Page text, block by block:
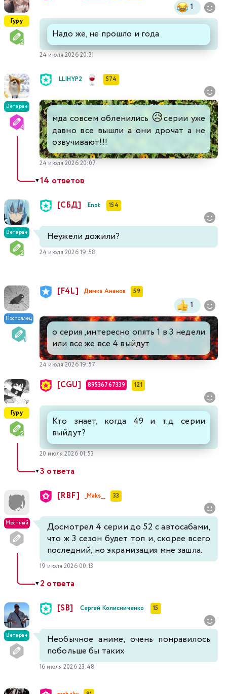
Гуру
1
Надо же, не прошло и года
24 июля 2026 20:31
Ветеран
LLIHYP2 574
мда совсем обленились 😥серии уже
давно все вышли а они дрочат а не
озвучивают!!!
24 июля 2026 20:07
▼14 ответов
Ветеран
[СБД] Enot 154
Неужели дожили?
24 июля 2026 19:58
Постоялец
[F4L] Димка Ананов 59
1
о серия ,интересно опять 1 в 3 недели
или все же все 4 выйдут
24 июля 2026 19:57
Гуру
[CGU] 89536767339 121
Кто знает, когда 49 и т.д. серии
выйдут?
20 июля 2026 01:53
▼3 ответа
Местный
[RBF] _Maks__ 33
Досмотрел 4 серии до 52 с автосабами,
что ж 3 сезон будет топ и, скорее всего
последний, но экранизация мне зашла.
19 июля 2026 00:13
▼2 ответа
Ветеран
[SB] Сергей Колисниченко 15
Необычное аниме, очень понравилось
побольше бы таких
16 июля 2026 23:48